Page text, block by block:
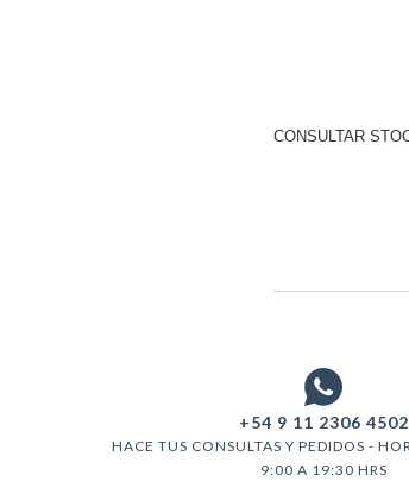
CONSULTAR
+54 9 11 2306 4502
HACE TUS CONSULTAS Y PEDIDOS -
9:00 A 19:30 HRS